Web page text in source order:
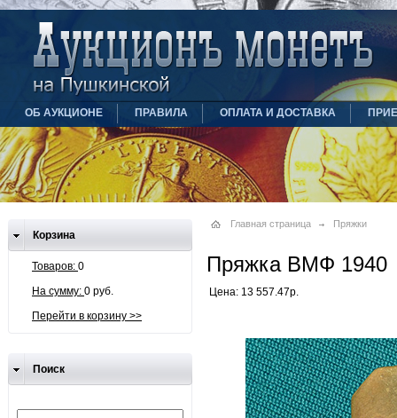
ОБ АУКЦИОНЕ ПРАВИЛА ОПЛАТА И ДОСТАВКА
Корзина
Товаров: 0
На сумму: 0 руб.
Перейти в корзину >>
Поиск
Главная страница Пряжки
Пряжка ВМФ 1940
Цена: 13 557.47р.